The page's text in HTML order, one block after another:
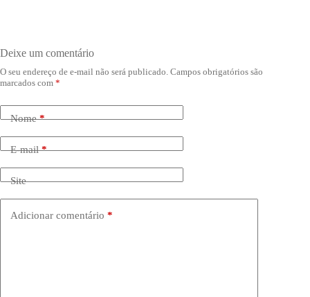
Deixe um comentário
O seu endereço de e-mail não será publicado. Campos obrigatórios são
marcados com *
Nome*
E-mail*
Site
Adicionar comentário *